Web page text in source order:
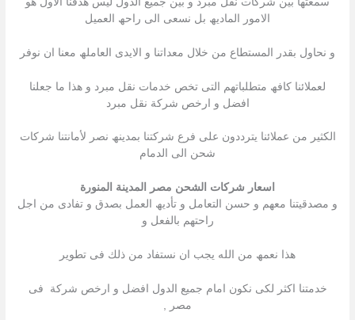
الامور المادیھ بل نسعى الى راحھ العمیل
و نحاول بقدر المستطاع من خلال معداتنا و الایدى العاملھ معنا ان نوفر
لعملائنا كافھ متطلباتھم التى تخص خدمات نقل مبرد و ھذا ما جعلنا
افضل و ارخص شركة نقل مبرد
الكثیر من عملائنا یترددون على فرع شركتنا بمدینھ نصر لأمانتنا شركات
شحن الى الدمام
اسعار شركات الشحن مصر المدينة المنورة
و مصدقیتنا معھم و حسن التعامل و تأدیھ العمل بصدق و تفادى من اجل
راحتھم بالفعل و
ھذا نعمھ من الله یجب ان نستفاد من ذلك فى تطویر
خدمتنا اكثر لكى نكون امام جمیع الدول افضل و ارخص شركة فى
مصر ,